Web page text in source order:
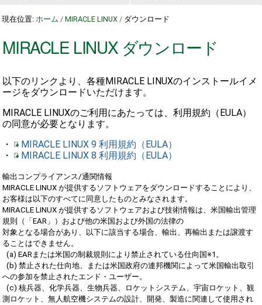
現在位置: ホーム /MIRACLE LINUX / ダウンロード
MIRACLE LINUX ダウンロード
以下のリンクより、各種MIRACLE LINUXのインストールイメ
ージをダウンロードいただけます。
MIRACLE LINUXのご利用にあたっては、利用規約（EULA）
の同意が必要となります。
・
MIRACLE LINUX 9 利用規約（EULA）
・
MIRACLE LINUX 8 利用規約（EULA）
輸出コンプライアンス/通関情報
MIRACLE LINUX が提供するソフトウェアをダウンロードすることにより、
お客様は以下のすべてに同意したものとみなされます。
MIRACLE LINUX が提供するソフトウェアおよび技術情報は、米国輸出管理
規則（「EAR」）および他の米国および外国の法律の
対象となる場合があり、以下に該当する場合、輸出、再輸出または譲渡す
ることはできません。
(a) EARまたは米国の制裁規則により禁止されている仕向国※1。
(b) 禁止された仕向地、または米国政府の連邦機関によって米国輸出取引
への参加を禁止されたエンド・ユーザー。
(c) 核兵器、化学兵器、生物兵器、ロケットシステム、宇宙ロケット、観
測ロケット、無人航空機システムの設計、開発、製造に関連して使用され